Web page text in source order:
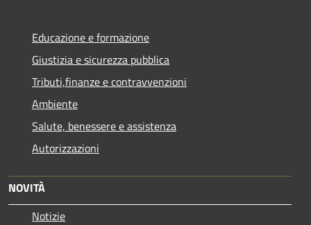
Educazione e formazione
Giustizia e sicurezza pubblica
Tributi,finanze e contravvenzioni
Ambiente
Salute, benessere e assistenza
Autorizzazioni
NOVITÀ
Notizie